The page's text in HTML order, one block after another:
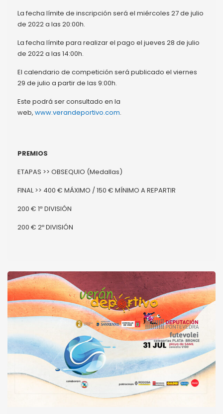
La fecha límite de inscripción será el miércoles 27 de julio
de 2022 a las 20:00h.
La fecha límite para realizar el pago el jueves 28 de julio
de 2022 a las 14:00h.
El calendario de competición será publicado el viernes
29 de julio a partir de las 9:00h.
Este podrá ser consultado en la
web, www.verandeportivo.com.
PREMIOS
ETAPAS >> OBSEQUIO (Medallas)
FINAL >> 400 € MÁXIMO / 150 € MÍNIMO A REPARTIR
200 € 1ª DIVISIÓN
200 € 2º DIVISIÓN